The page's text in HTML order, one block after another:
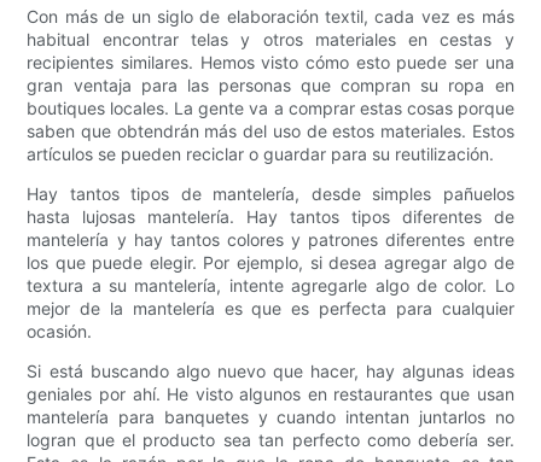
Con más de un siglo de elaboración textil, cada vez es más
habitual encontrar telas y otros materiales en cestas y
recipientes similares. Hemos visto cómo esto puede ser una
gran ventaja para las personas que compran su ropa en
boutiques locales. La gente va a comprar estas cosas porque
saben que obtendrán más del uso de estos materiales. Estos
artículos se pueden reciclar o guardar para su reutilización.
Hay tantos tipos de mantelería, desde simples pañuelos
hasta lujosas mantelería. Hay tantos tipos diferentes de
mantelería y hay tantos colores y patrones diferentes entre
los que puede elegir. Por ejemplo, si desea agregar algo de
textura a su mantelería, intente agregarle algo de color. Lo
mejor de la mantelería es que es perfecta para cualquier
ocasión.
Si está buscando algo nuevo que hacer, hay algunas ideas
geniales por ahí. He visto algunos en restaurantes que usan
mantelería para banquetes y cuando intentan juntarlos no
logran que el producto sea tan perfecto como debería ser.